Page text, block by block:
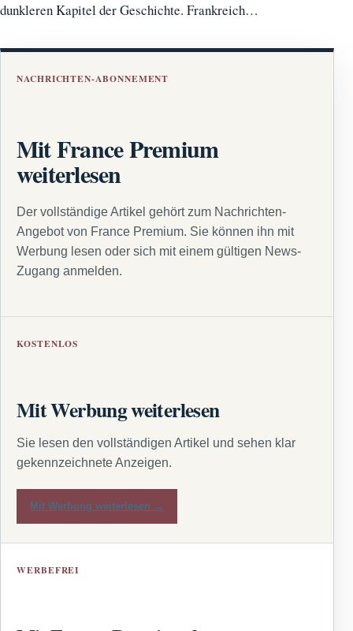
dunkleren Kapitel der Geschichte. Frankreich…
NACHRICHTEN-ABONNEMENT
Mit France Premium
weiterlesen
Der vollständige Artikel gehört zum Nachrichten-
Angebot von France Premium. Sie können ihn mit
Werbung lesen oder sich mit einem gültigen News-
Zugang anmelden.
KOSTENLOS
Mit Werbung weiterlesen
Sie lesen den vollständigen Artikel und sehen klar
gekennzeichnete Anzeigen.
Mit Werbung weiterlesen →
WERBEFREI